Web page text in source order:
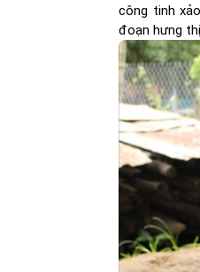
công tinh
đoạn hưng